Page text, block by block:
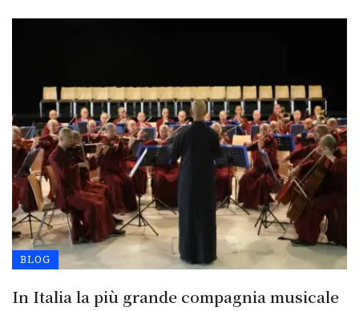
BLOG
In Italia la più grande compagnia musicale